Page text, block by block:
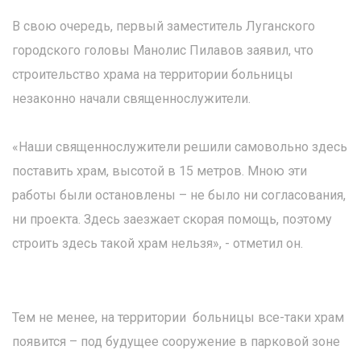
В свою очередь, первый заместитель Луганского
городского головы Манолис Пилавов заявил, что
строительство храма на территории больницы
незаконно начали священнослужители.
«Наши священнослужители решили самовольно здесь
поставить храм, высотой в 15 метров. Мною эти
работы были остановлены – не было ни согласования,
ни проекта. Здесь заезжает скорая помощь, поэтому
строить здесь такой храм нельзя», - отметил он.
Тем не менее, на территории больницы все-таки храм
появится – под будущее сооружение в парковой зоне